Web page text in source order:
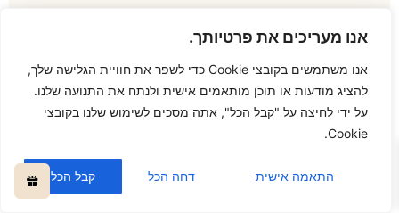
אנו מעריכים את פרטיותך.
אנו משתמשים בקובצי Cookie כדי לשפר את חוויית הגלישה שלך,
להציג מודעות או תוכן מותאמים אישית ולנתח את התנועה שלנו.
על ידי לחיצה על "קבל הכל", אתה מסכים לשימוש שלנו בקובצי
Cookie.
התאמה אישית דחה הכל קבל הכל
0